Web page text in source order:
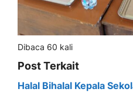
Dibaca 60 kali
Post Terkait
Halal Bihalal Kepala